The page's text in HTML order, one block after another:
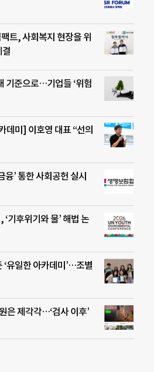
트, 사회복지 현장을 위
결
기준으로…기업들 ‘위험
데미] 이호영 대표 “선의
융’ 통한 사회공헌 실시
기후위기와 물’ 해법 논
‘유일한 아카데미’…조별
은 제각각…‘검사 이후’